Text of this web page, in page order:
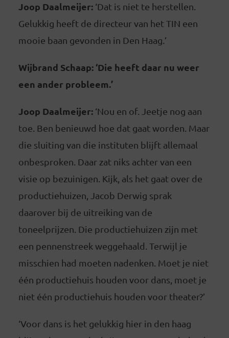
Joop Daalmeijer:‘Dat is niet te herstellen.
Gelukkig heeft de directeur van het TIN een
mooie baan gevonden in Den Haag.’
Wijbrand Schaap: ‘Die heeft daar nu weer
een ander probleem.’
Joop Daalmeijer:‘Nou en of. Jeetje nog aan
toe. Ben benieuwd hoe dat gaat worden. Maar
die sluiting van die instituten blijft allemaal
onbesproken. Daar zat niks achter van een
visie op bezuinigen. Kijk, als het gaat over de
productiehuizen, Jacob Derwig sprak
daarover bij de uitreiking van de
toneelprijzen. Die productiehuizen zijn met
een pennenstreek weggehaald. Terwijl je
misschien had moeten nadenken. Moet je niet
één productiehuis houden voor dans, moet je
niet één productiehuis houden voor theater?’
‘Voor dans is het gelukkig hier in den haag